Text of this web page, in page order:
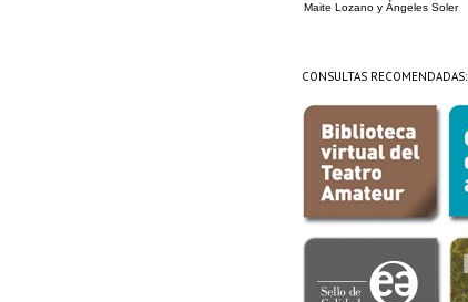
Maite Lozano y Ángeles Soler
CONSULTAS RECOMENDADAS: